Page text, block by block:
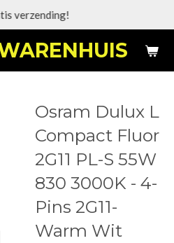
verzending!
Osram Dulux L
Compact Fluor
2G11 PL-S 55W
830 3000K - 4-
Pins 2G11-
Warm Wit